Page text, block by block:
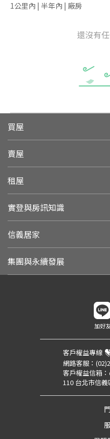
1公里內 | 半年內 | 廠房
還沒有
買屋
賣屋
租屋
實登與房訊知識
信義居家
集團與永續發展
加好
客戶權益專線
網路客服：
客戶權益信箱：
110 台北市信